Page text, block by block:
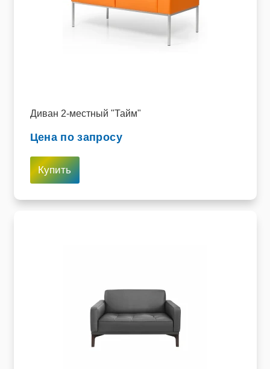
Диван 2-местный "Тайм"
Цена по запросу
Купить